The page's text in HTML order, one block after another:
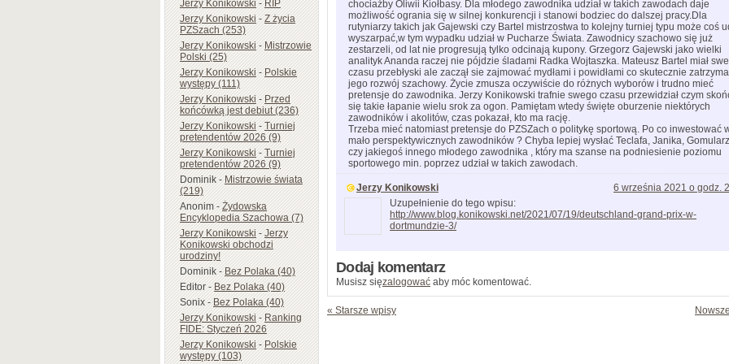
Jerzy Konikowski-RIP
Jerzy Konikowski-Z życia
PZSzach (253)
Jerzy Konikowski-Mistrzowie
Polski (25)
Jerzy Konikowski-Polskie
występy (111)
Jerzy Konikowski-Przed
końcówką jest debiut (236)
Jerzy Konikowski-Turniej
pretendentów 2026 (9)
Jerzy Konikowski-Turniej
pretendentów 2026 (9)
Dominik-Mistrzowie świata
(219)
Anonim-Żydowska
Encyklopedia Szachowa (7)
Jerzy Konikowski-Jerzy
Konikowski obchodzi
urodziny!
Dominik-Bez Polaka (40)
Editor-Bez Polaka (40)
Sonix-Bez Polaka (40)
Jerzy Konikowski-Ranking
FIDE: Styczeń 2026
Jerzy Konikowski-Polskie
występy (103)
chociażby Oliwii Kiołbasy. Dla młodego zawodnika udział w takich zawodach daje
możliwość ogrania się w silnej konkurencji i stanowi bodziec do dalszej pracy.Dla
rutyniarzy takich jak Gajewski czy Bartel mistrzostwa to kolejny turniej typu może coś
wyszarpać,w tym wypadku udział w Pucharze Świata. Zawodnicy szachowo się już
zestarzeli, od lat nie progresują tylko odcinają kupony. Grzegorz Gajewski jako wielki
analityk Ananda raczej nie pójdzie śladami Radka Wojtaszka. Mateusz Bartel miał
czasu przebłyski ale zaczął sie zajmować mydłami i powidłami co skutecznie
jego rozwój szachowy. Życie zmusza oczywiście do różnych wyborów i trudno mieć
pretensje do zawodnika. Jerzy Konikowski trafnie swego czasu przewidział czym
się takie łapanie wielu srok za ogon. Pamiętam wtedy święte oburzenie niektórych
zawodników i akolitów, czas pokazał, kto ma rację.
Trzeba mieć natomiast pretensje do PZSZach o politykę sportową. Po co inwestować
mało perspektywicznych zawodników ? Chyba lepiej wysłać Teclafa, Janika,
czy jakiegoś innego młodego zawodnika , który ma szanse na podniesienie poziomu
sportowego min. poprzez udział w takich zawodach.
Jerzy Konikowski
6 września 2021 o godz.
Uzupełnienie do tego wpisu:
http://www.blog.konikowski.net/2021/07/19/deutschland-grand-prix-w-
dortmundzie-3/
Dodaj komentarz
Musisz sięzalogować aby móc komentować.
« Starsze wpisy